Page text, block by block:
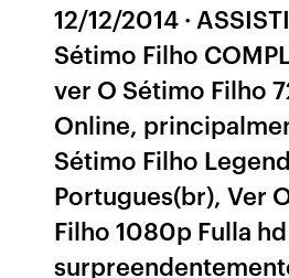
12/12/2014 ·
Sétimo Filho
ver O Sétimo Filho
Online,
Sétimo Filho
Portugues(br), Ver
Filho 1080p Fulla